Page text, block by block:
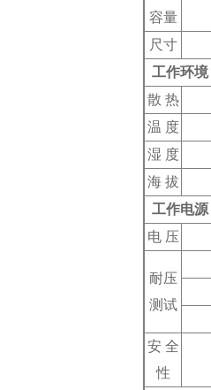
容量
尺寸
工作环境
散 热
温 度
湿 度
海 拔
工作电源
电 压
耐压
测试
安 全
性